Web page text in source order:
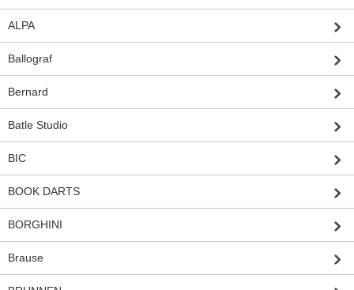
ALPA
Ballograf
Bernard
Batle Studio
BIC
BOOK DARTS
BORGHINI
Brause